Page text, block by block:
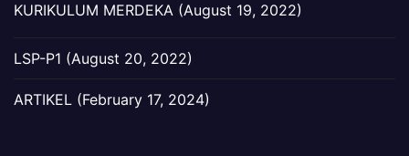
KURIKULUM MERDEKA (August 19, 2022)
LSP-P1 (August 20, 2022)
ARTIKEL (February 17, 2024)